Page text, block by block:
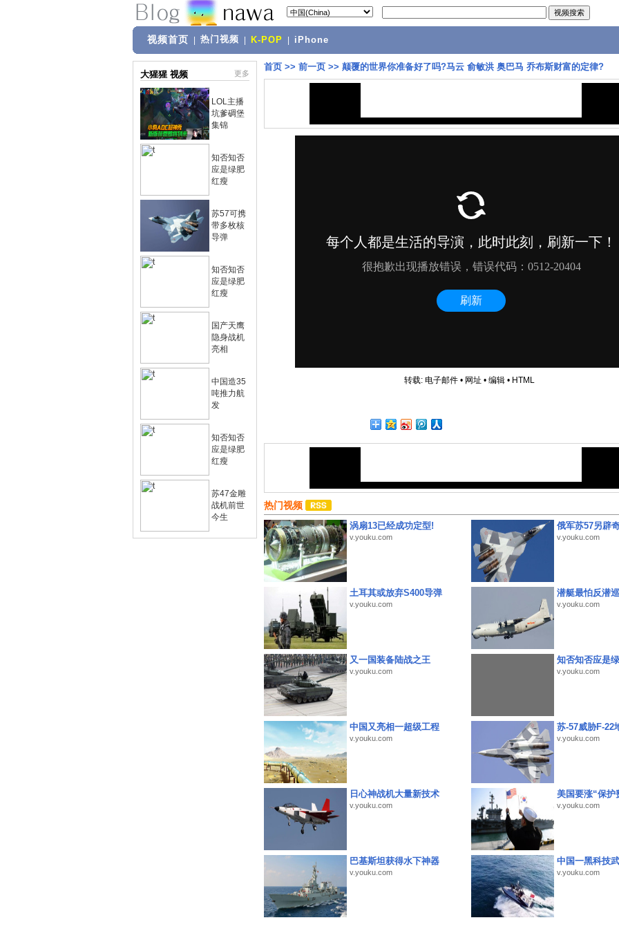
视频首页 热门视频 K-POP iPhone
大猩猩 视频 更多
LOL主播
坑爹碉堡
集锦
知否知否
应是绿肥
红瘦
苏57可携
带多枚核
导弹
知否知否
应是绿肥
红瘦
国产天鹰
隐身战机
亮相
中国造35
吨推力航
发
知否知否
应是绿肥
红瘦
苏47金雕
战机前世
今生
首页 >> 前一页 >> 颠覆的世界你准备好了吗?马云 俞敏洪 奥巴马 乔布斯财富的定律?
转载: 电子邮件• 网址 • 编辑• HTML
热门视频
涡扇13已经成功定型!
v.youku.com
俄军苏57另辟
v.youku.com
土耳其或放弃S400导弹
v.youku.com
潜艇最怕反潜
v.youku.com
又一国装备陆战之王
v.youku.com
知否知否应是
v.youku.com
中国又亮相一超级工程
v.youku.com
苏-57威胁F-22
v.youku.com
日心神战机大量新技术
v.youku.com
美国要涨“保护
v.youku.com
巴基斯坦获得水下神器
v.youku.com
中国一黑科技
v.youku.com